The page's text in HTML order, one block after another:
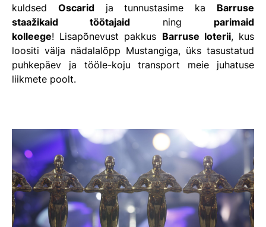
kuldsed Oscaridja tunnustasime ka Barruse
staažikaid töötajaid ning parimaid
kolleege! Lisapõnevust pakkus Barruse loterii, kus
loositi välja nädalalõpp Mustangiga, üks tasustatud
puhkepäev ja tööle-koju transport meie juhatuse
liikmete poolt.